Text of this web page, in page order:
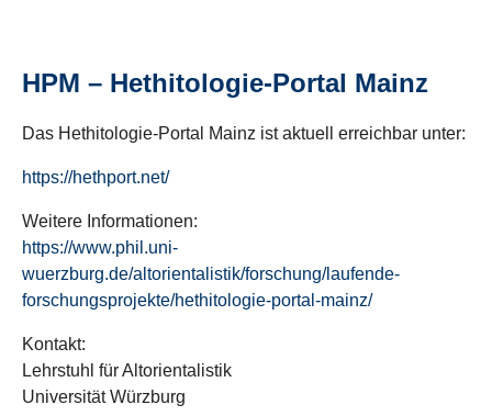
HPM – Hethitologie-Portal Mainz
Das Hethitologie-Portal Mainz ist aktuell erreichbar unter:
https://hethport.net/
Weitere Informationen:
https://www.phil.uni-
wuerzburg.de/altorientalistik/forschung/laufende-
forschungsprojekte/hethitologie-portal-mainz/
Kontakt:
Lehrstuhl für Altorientalistik
Universität Würzburg